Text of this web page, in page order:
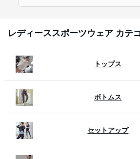
レディーススポーツウェア カテ
トップス
ボトムス
セットアップ